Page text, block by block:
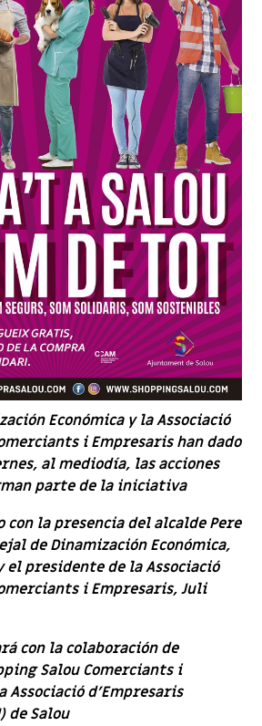
Económica y la Associació
i Empresaris han dado
al mediodía, las acciones
parte de la iniciativa
con la presencia del alcalde Pere
de Dinamización Económica,
el presidente de la Associació
i Empresaris, Juli
con la colaboración de
Salou Comerciants i
Associació d’Empresaris
de Salou